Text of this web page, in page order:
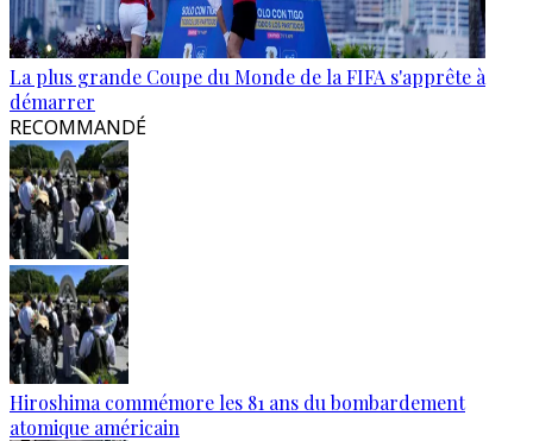
La plus grande Coupe du Monde de la FIFA s'apprête à
démarrer
RECOMMANDÉ
Hiroshima commémore les 81 ans du bombardement
atomique américain